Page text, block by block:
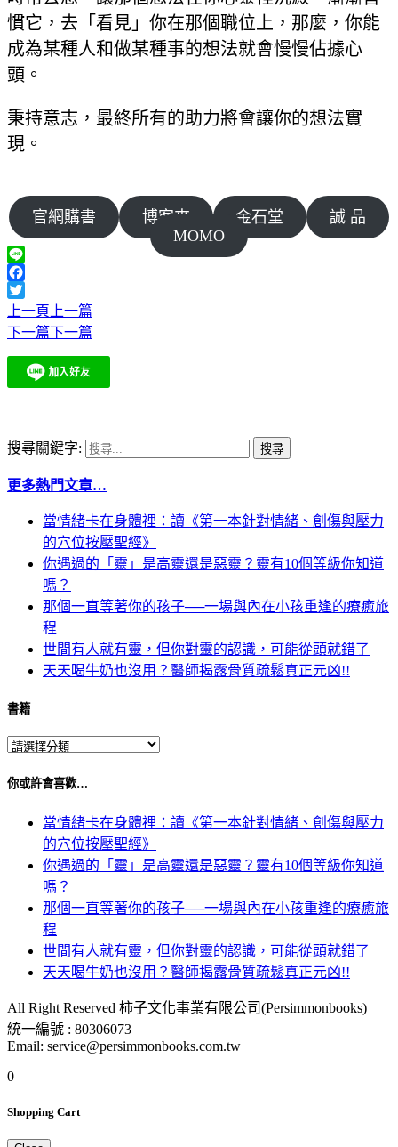
慣它，去「看見」你在那個職位上，那麼，你能
成為某種人和做某種事的想法就會慢慢佔據心
頭。
秉持意志，最終所有的助力將會讓你的想法實
現。
官網購書 博客來 金石堂
誠 品
MOMO
Line
Facebook
Twitter
上一頁 上一篇
下一篇下一篇
搜尋關鍵字:
更多熱門文章…
當情緒卡在身體裡：讀《第一本針對情緒、創傷與壓力
的穴位按壓聖經》
你遇過的「靈」是高靈還是惡靈？靈有10個等級你知道
嗎？
那個一直等著你的孩子──一場與內在小孩重逢的療癒旅
程
世間有人就有靈，但你對靈的認識，可能從頭就錯了
天天喝牛奶也沒用？醫師揭露骨質疏鬆真正元凶!!
書籍
你或許會喜歡…
當情緒卡在身體裡：讀《第一本針對情緒、創傷與壓力
的穴位按壓聖經》
你遇過的「靈」是高靈還是惡靈？靈有10個等級你知道
嗎？
那個一直等著你的孩子──一場與內在小孩重逢的療癒旅
程
世間有人就有靈，但你對靈的認識，可能從頭就錯了
天天喝牛奶也沒用？醫師揭露骨質疏鬆真正元凶!!
All Right Reserved 柿子文化事業有限公司(Persimmonbooks)
統一編號 : 80306073
Email: service@persimmonbooks.com.tw
0
Shopping Cart